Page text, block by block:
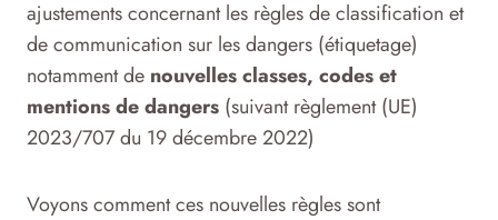
ajustements concernant les règles de classification et
de communication sur les dangers (étiquetage)
notamment de nouvelles classes, codes et
mentions de dangers (suivant règlement (UE)
2023/707 du 19 décembre 2022)
Voyons comment ces nouvelles règles sont